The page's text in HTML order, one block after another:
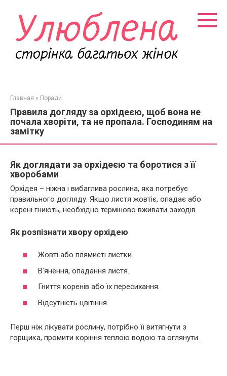
контенту
Главная » Поради
Правила догляду за орхідеєю, щоб вона не
почала хворіти, та не пропала. Господиням на
замітку
Як доглядати за орхідеєю та боротися з її
хворобами
Орхідея – ніжна і вибаглива рослина, яка потребує
правильного догляду. Якщо листя жовтіє, опадає або
корені гниють, необхідно терміново вживати заходів.
Як розпізнати хвору орхідею
Жовті або плямисті листки.
В’янення, опадання листя.
Гниття коренів або їх пересихання.
Відсутність цвітіння.
Перш ніж лікувати рослину, потрібно її витягнути з
горщика, промити коріння теплою водою та оглянути.